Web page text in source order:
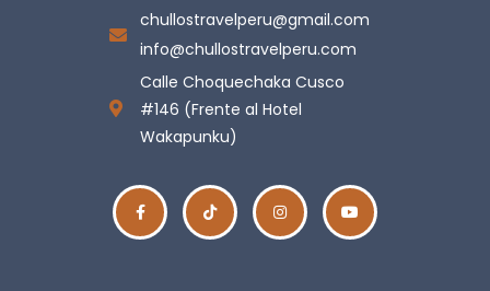
chullostravelperu@gmail.com
info@chullostravelperu.com
Calle Choquechaka Cusco
#146 (Frente al Hotel
Wakapunku)